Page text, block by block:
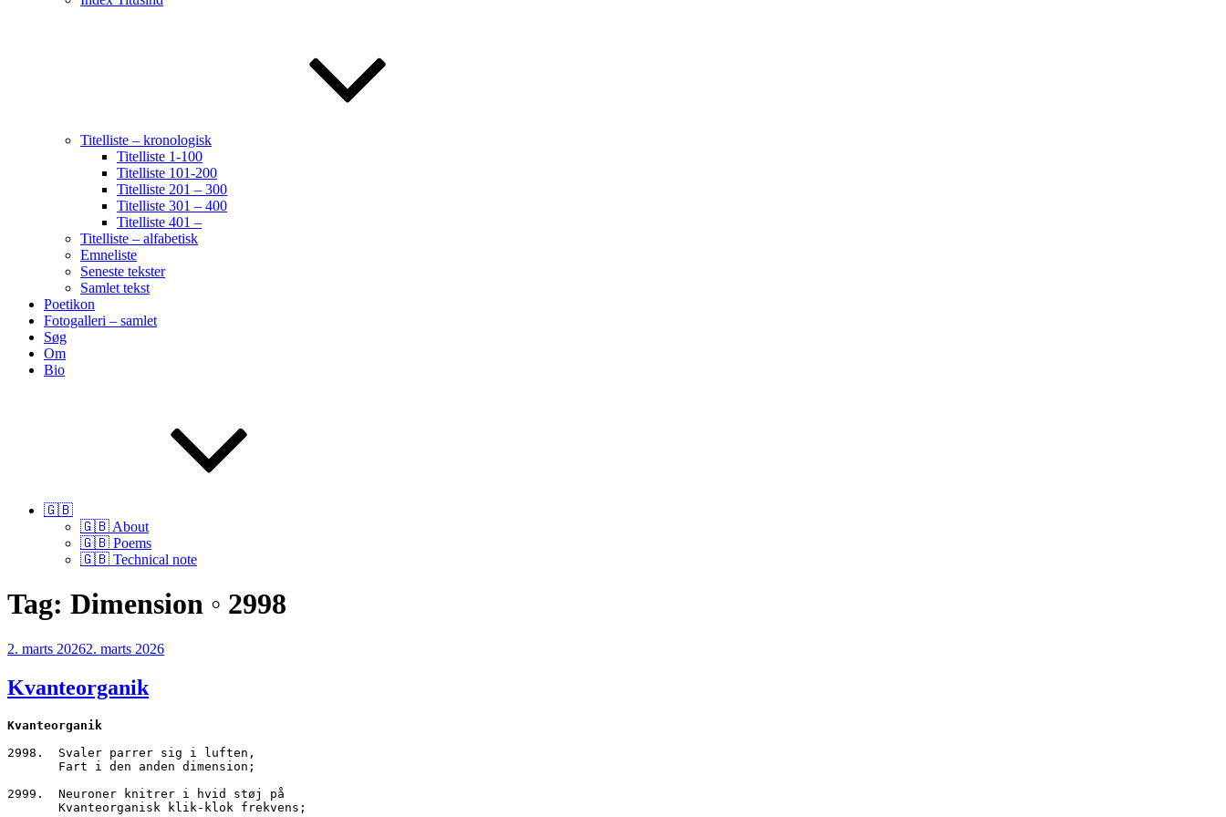
Titelliste – kronologisk
Titelliste 1-100
Titelliste 101-200
Titelliste 201 – 300
Titelliste 301 – 400
Titelliste 401 –
Titelliste – alfabetisk
Emneliste
Seneste tekster
Samlet tekst
Poetikon
Fotogalleri – samlet
Søg
Om
Bio
🇬🇧
🇬🇧 About
🇬🇧 Poems
🇬🇧 Technical note
Tag: Dimension ◦ 2998
Udgivet
2. marts 20262. marts 2026
Kvanteorganik
Kvanteorganik
2998.  Svaler parrer sig i luften,
       Fart i den anden dimension;
2999.  Neuroner knitrer i hvid støj på
       Kvanteorganisk klik-klok frekvens;